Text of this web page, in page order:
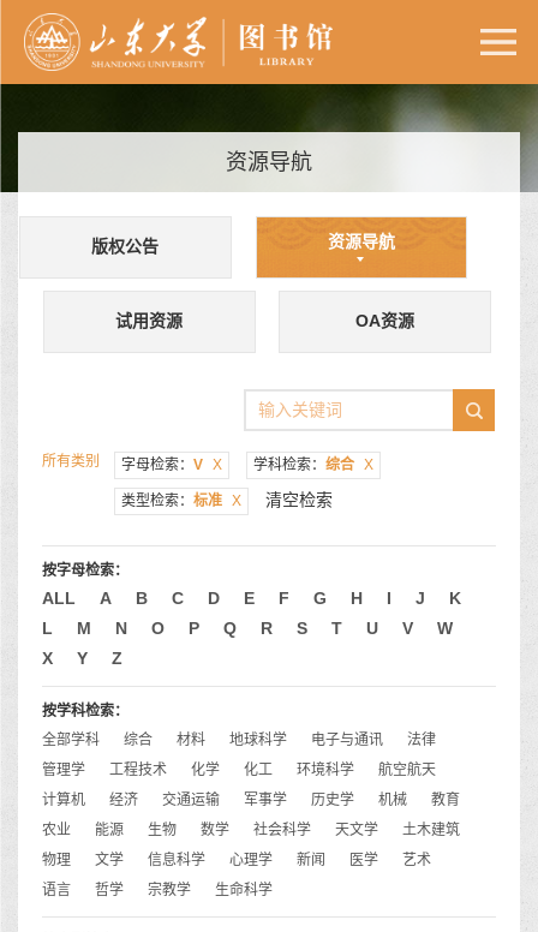
资源导航
版权公告 资源导航
试用资源 OA资源
所有类别 字母检索： V X 学科检索： 综合 X
类型检索： 标准 X 清空检索
按字母检索：
ALL A B C D E F G H I J
K
L
M N O P Q R S T U V
W
X
Y Z
按学科检索：
全部学科
综合 材料 地球科学 电子与通讯
法律
管理学
工程技术 化学 化工 环境科学
航空航天
计算机
经济 交通运输 军事学 历史学 机械
教育
农业
能源 生物 数学 社会科学 天文学
土木建筑
物理
文学 信息科学 心理学 新闻 医学
艺术
语言
哲学 宗教学 生命科学